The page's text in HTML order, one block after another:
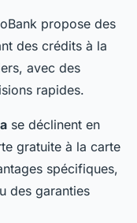
propose des
des crédits à la
avec des
rapides.
se déclinent en
gratuite à la carte
spécifiques,
des garanties